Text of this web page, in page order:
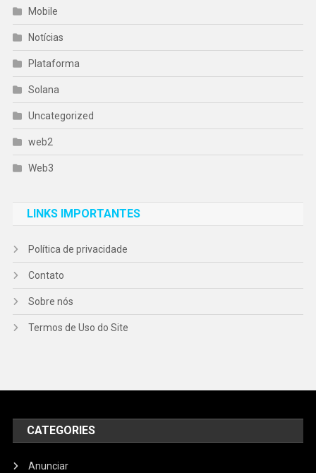
Mobile
Notícias
Plataforma
Solana
Uncategorized
web2
Web3
LINKS IMPORTANTES
Política de privacidade
Contato
Sobre nós
Termos de Uso do Site
CATEGORIES
Anunciar